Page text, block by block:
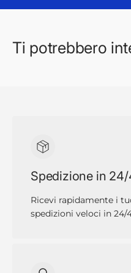
Ti potrebbero
Spedizione in
Ricevi rapidamente i
spedizioni veloci in 24/